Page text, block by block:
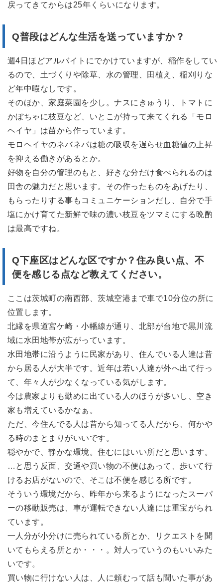
戻ってきてからは25年くらいになります。
Q普段はどんな生活を送っていますか？
週4日ほどアルバイトにでかけていますが、稲作をしてい
るので、土づくりや除草、水の管理、田植え、稲刈りな
ど年中暇なしです。
そのほか、家庭菜園を少し。ナスにきゅうり、トマトに
かぼちゃに枝豆など、いとこが持って来てくれる「モロ
ヘイヤ」は苗から作っています。
モロヘイヤのネバネバは糖の吸収を遅らせ血糖値の上昇
を抑える働きがあるとか。
好物を自分の管理のもと、好きな分だけ食べられるのは
田舎の魅力だと思います。その作ったものをあげたり、
もらったりする事もコミュニケーションだし、自分で手
塩にかけ育てた新鮮で味の濃い枝豆をツマミにする晩酌
は最高ですね。
Q下座区はどんな区ですか？ 住み良い点、不
便を感じる点など教えてください。
ここは茨城町の南西部、茨城空港まで車で10分位の所に
位置します。
北縁を県道宮ケ崎・小幡線が通り、北部が台地で黒川流
域に水田地帯が広がっています。
水田地帯に沿うように民家があり、住んでいる人達は昔
から居る人が大半です。近年は若い人達が外へ出て行っ
て、年々人が少なくなっている気がします。
今は農家よりも勤めに出ている人のほうが多いし、空き
家も増えているかなぁ。
ただ、今住んでる人は昔から知ってる人だから、何かや
る時のまとまりがいいです。
穏やかで、静かな環境。住むにはいい所だと思います。
…と思う反面、交通や買い物の不便はあって、歩いて行
けるお店がないので、そこは不便を感じる所です。
そういう環境だから、昨年から来るようになったスーパ
ーの移動販売は、車が運転できない人達には重宝がられ
ています。
一人分が小分けに売られている所とか、リクエストを聞
いてもらえる所とか・・・。対人っていうのもいいみた
いです。
買い物に行けない人は、人に頼むって話も聞いた事があ